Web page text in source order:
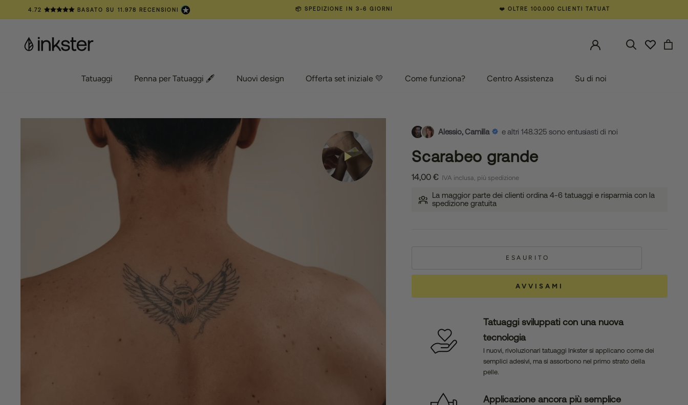
al
4.72 BASATO SU 11.978 RECENSIONI 📦 SPEDIZIONE IN 3-6 GIORNI ❤️ OLTRE 100.000 CLIENTI TATUAT
Tatuaggi
Tatuaggi
Penna per Tatuaggi 🖋️
Penna per Tatuaggi 🖋️
Nuovi design
Nuovi design
Offerta set iniziale 💛 Come funziona? Centro Assistenza Su di noi
Alessio, Camilla e altri 148.325 sono entusiasti di noi
Scarabeo grande
14,00 € IVA inclusa, più spedizione
La maggior parte dei clienti ordina 4-6 tatuaggi e risparmia con la
spedizione gratuita
ESAURITO
AVVISAMI
Tatuaggi sviluppati con una nuova
tecnologia
I nuovi, rivoluzionari tatuaggi Inkster si applicano come dei
semplici adesivi, ma si assorbono nel primo strato della
pelle.
Applicazione ancora più semplice